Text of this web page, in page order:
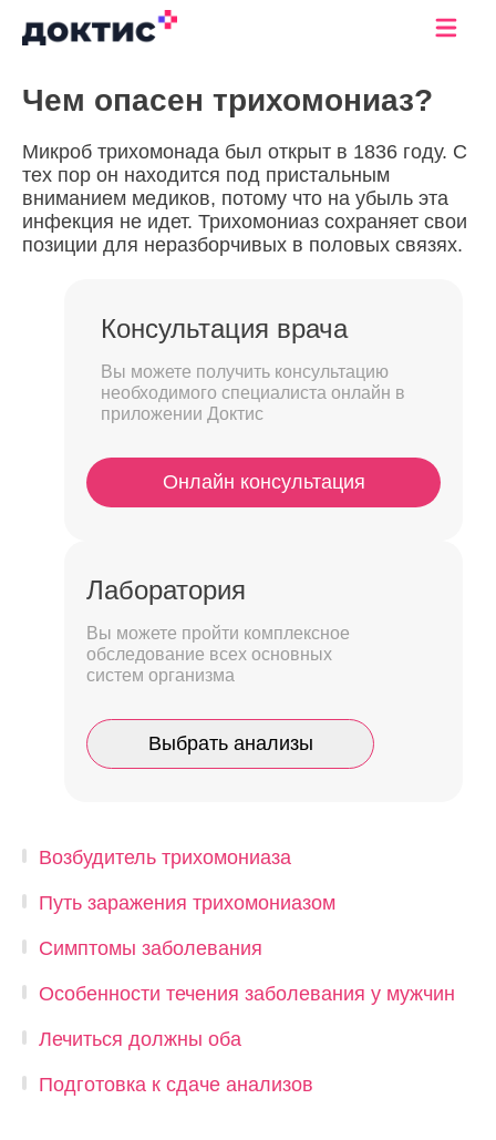
Чем опасен трихомониаз?
Микроб трихомонада был открыт в 1836 году. С
тех пор он находится под пристальным
вниманием медиков, потому что на убыль эта
инфекция не идет. Трихомониаз сохраняет свои
позиции для неразборчивых в половых связях.
Консультация врача
Вы можете получить консультацию
необходимого специалиста онлайн в
приложении Доктис
Онлайн консультация
Лаборатория
Вы можете пройти комплексное
обследование всех основных
систем организма
Выбрать анализы
Возбудитель трихомониаза
Путь заражения трихомониазом
Симптомы заболевания
Особенности течения заболевания у мужчин
Лечиться должны оба
Подготовка к сдаче анализов